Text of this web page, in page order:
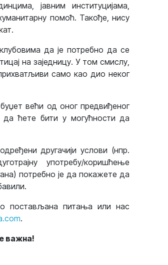
јавним институцијама,
помоћ. Такође, нису
да је потребно да се
на заједницу. У том смислу,
само као дио неког
већи од оног предвиђеног
ћете бити у могућности да
другачији услови (нпр.
употребу/коришћење
потребно је да покажете да
постављана питања или нас
.
важна!